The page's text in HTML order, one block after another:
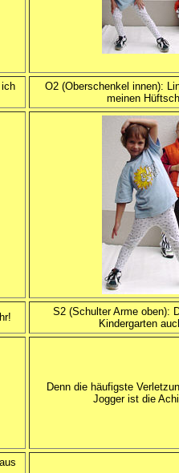
O2 (Oberschenkel innen):
meinen
S2 (Schulter Arme oben):
Kindergarten
Denn die häufigste
Jogger ist die